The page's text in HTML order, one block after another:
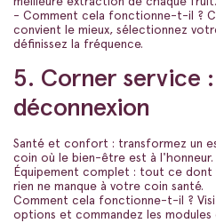
- Comment cela fonctionne-t-il ?
convient le mieux, sélectionnez
définissez la fréquence.
5. Corner service
déconnexion
Santé et confort : transformez un
coin où le bien-être est à l'honneur.
Équipement complet : tout ce dont
rien ne manque à votre coin santé.
Comment cela fonctionne-t-il ?
options et commandez les modules